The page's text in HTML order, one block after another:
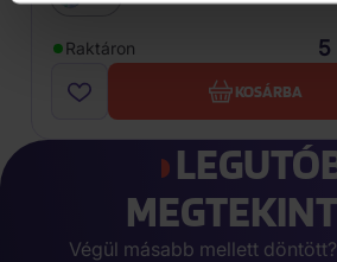
Raktáron 5
KOSÁRBA
Végül másabb mellett